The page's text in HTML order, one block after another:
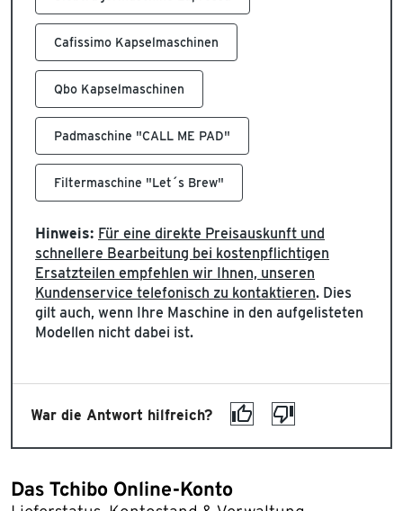
Cafissimo Kapselmaschinen
Qbo Kapselmaschinen
Padmaschine "CALL ME PAD"
Filtermaschine "Let´s Brew"
Hinweis: Für eine direkte Preisauskunft und
schnellere Bearbeitung bei kostenpflichtigen
Ersatzteilen empfehlen wir Ihnen, unseren
Kundenservice telefonisch zu kontaktieren. Dies
gilt auch, wenn Ihre Maschine in den aufgelisteten
Modellen nicht dabei ist.
War die Antwort hilfreich?
Das Tchibo Online-Konto